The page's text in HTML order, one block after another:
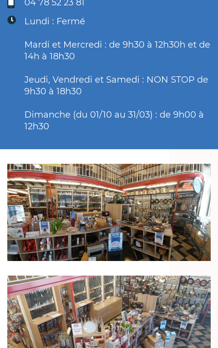
04 78 52 23 81
Lundi : Fermé
Mardi et Mercredi : de 9h30 à 12h30h et de
14h à 18h30
Jeudi, Vendredi et Samedi : NON STOP de
9h30 à 18h30
Dimanche (du 01/10 au 31/03) : de 9h00 à
12h30